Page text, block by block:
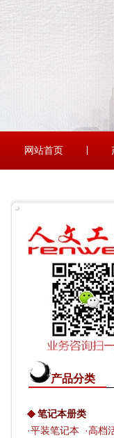
网站首页
产品分类
笔记本册类
·平装笔记本 ·高档